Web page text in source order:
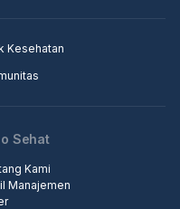
Kesehatan
Sehat
Kami
Manajemen